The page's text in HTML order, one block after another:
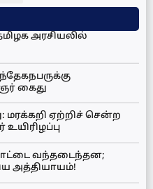
அரசியலில்
கைது
மரக்கறி ஏற்றிச் சென்ற
நாட்டை வந்தடைந்தன;
அத்தியாயம்!